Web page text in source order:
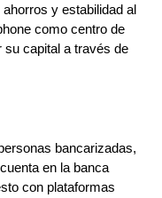
y estabilidad al
como centro de
su capital a través de
bancarizadas,
en la banca
con plataformas